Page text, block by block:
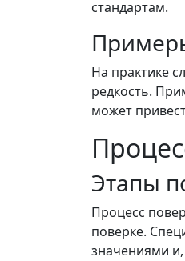
стандартам.
На практике
редкость.
может
Этапы
Процесс
поверке.
значениями